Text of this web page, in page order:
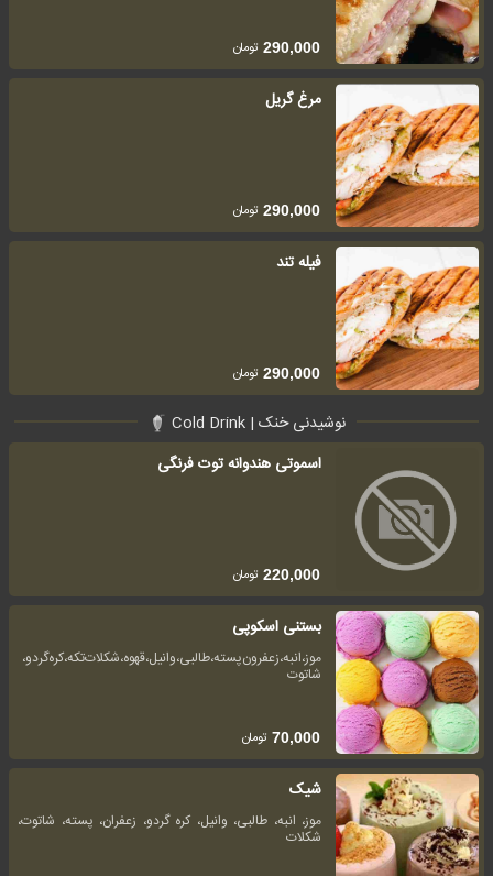
290,000 تومان
مرغ گریل
290,000 تومان
فیله تند
290,000 تومان
نوشیدنی خنک | Cold Drink
اسموتی هندوانه توت فرنگی
220,000 تومان
بستنی اسکوپی
موز‌،انبه،زعفرون‌پسته،طالبی،وانیل،قهوه،شکلات‌تکه،کره‌گردو،
شاتوت
70,000 تومان
شیک
موز، انبه، طالبی، وانیل، کره گردو، زعفران، پسته، شاتوت،
شکلات